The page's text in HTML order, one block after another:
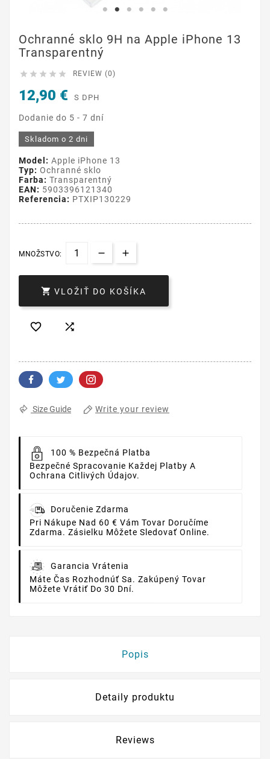
Ochranné sklo 9H na Apple iPhone 13
Transparentný
     REVIEW (0)
12,90 € S DPH
Dodanie do 5 - 7 dní
Skladom o 2 dni
Model: Apple iPhone 13
Typ: Ochranné sklo
Farba: Transparentný
EAN: 5903396121340
Referencia: PTXIP130229
MNOŽSTVO:
 VLOŽIŤ DO KOŠÍKA
 
Size Guide Write your review
100 % Bezpečná Platba
Bezpečné Spracovanie Každej Platby A
Ochrana Citlivých Údajov.
Doručenie Zdarma
Pri Nákupe Nad 60 € Vám Tovar Doručíme
Zdarma. Zásielku Môžete Sledovať Online.
Garancia Vrátenia
Máte Čas Rozhodnúť Sa. Zakúpený Tovar
Môžete Vrátiť Do 30 Dní.
Popis
Detaily produktu
Reviews